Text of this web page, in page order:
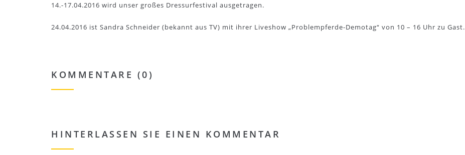
14.-17.04.2016 wird unser großes Dressurfestival ausgetragen.
24.04.2016 ist Sandra Schneider (bekannt aus TV) mit ihrer Liveshow „Problempferde-Demotag“ von 10 – 16 Uhr zu Gast.
KOMMENTARE (0)
HINTERLASSEN SIE EINEN KOMMENTAR